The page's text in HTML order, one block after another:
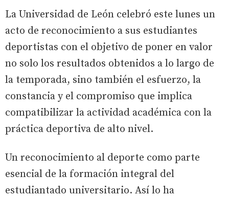
La Universidad de León celebró este lunes un
acto de reconocimiento a sus estudiantes
deportistas con el objetivo de poner en valor
no solo los resultados obtenidos a lo largo de
la temporada, sino también el esfuerzo, la
constancia y el compromiso que implica
compatibilizar la actividad académica con la
práctica deportiva de alto nivel.
Un reconocimiento al deporte como parte
esencial de la formación integral del
estudiantado universitario. Así lo ha